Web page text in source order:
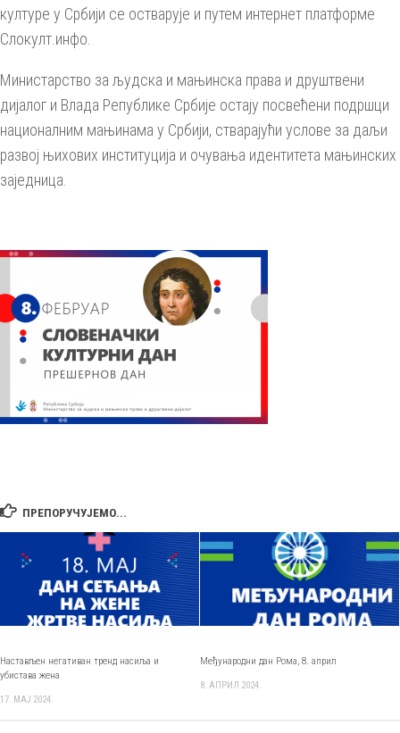
културе у Србији се остварује и путем интернет платформе
Слокулт.инфо.
Министарство за људска и мањинска права и друштвени
дијалог и Влада Републике Србије остају посвећени подршци
националним мањинама у Србији, стварајући услове за даљи
развој њихових институција и очувања идентитета мањинских
заједница.
ПРЕПОРУЧУЈЕМО...
Настављен негативан тренд насиља и
убистава жена
17. МАЈ 2024.
Међународни дан Рома, 8. април
8. АПРИЛ 2024.